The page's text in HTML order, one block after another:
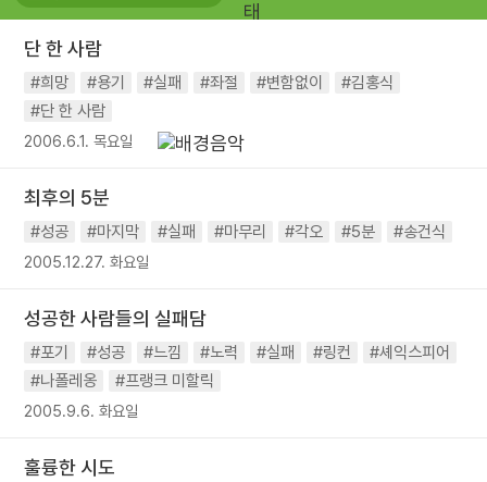
#희망
#나눔 #친구 #링컨학교
#독서
#건강
단 한 사람
#희망 #용기 #실패 #좌절 #변함없이
#김홍식
#단 한 사람
2006.6.1. 목요일
최후의 5분
#성공 #마지막 #실패 #마무리 #각오 #5분 #송건식
2005.12.27. 화요일
성공한 사람들의 실패담
#포기 #성공 #느낌 #노력 #실패 #링컨
#셰익스피어
#나폴레옹
#프랭크 미할릭
2005.9.6. 화요일
훌륭한 시도